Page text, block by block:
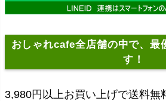
おしゃれcafe全店舗の中で、最
す！
3,980円以上お買い上げで送料無